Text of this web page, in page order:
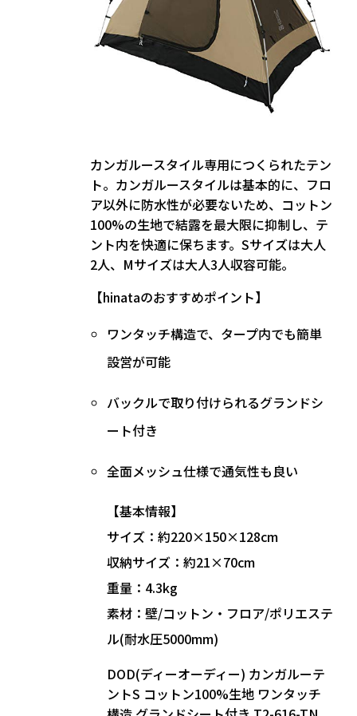
カンガルースタイル専用につくられたテン
ト。カンガルースタイルは基本的に、フロ
ア以外に防水性が必要ないため、コットン
100%の生地で結露を最大限に抑制し、テ
ント内を快適に保ちます。Sサイズは大人
2人、Mサイズは大人3人収容可能。
【hinataのおすすめポイント】
ワンタッチ構造で、タープ内でも簡単
設営が可能
バックルで取り付けられるグランドシ
ート付き
全面メッシュ仕様で通気性も良い
【基本情報】
サイズ：約220×150×128cm
収納サイズ：約21×70cm
重量：4.3kg
素材：壁/コットン・フロア/ポリエステ
ル(耐水圧5000mm)
DOD(ディーオーディー) カンガルーテ
ントS コットン100%生地 ワンタッチ